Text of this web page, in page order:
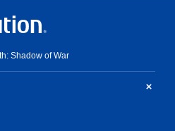
Shadow of War